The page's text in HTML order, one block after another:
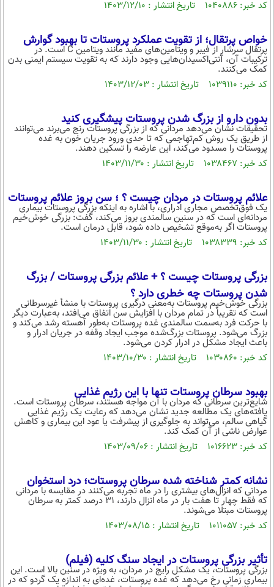
کد خبر: ۱۰۴۰۸۸۶ تاریخ انتشار : ۱۴۰۳/۱۲/۱۰
خواص پرتقال؛ از تقویت عملکرد پروستات تا بهبود گوارش
پرتقال سرشار از فیبر و ویتامین‌های مفید مانند ویتامین C است. در
ترکیبات آن، آنتی‌اکسیدان‌هایی وجود دارند که به تقویت سیستم ایمنی بدن
کمک می‌کنند.
کد خبر: ۱۰۳۹۱۱۰ تاریخ انتشار : ۱۴۰۳/۱۲/۰۳
بدون دارو از بزرگ شدن پروستات پیشگیری کنید
تحقیقات نشان می‌دهد مردانی که از بزرگی پروستات رنج می‌برند می‌توانند
از طریق یک روش کم‌تهاجمی که تا حدی ورود جریان خون به غده
پروستات را مسدود می‌کند، این عارضه را تسکین دهند.
کد خبر: ۱۰۳۸۴۶۷ تاریخ انتشار : ۱۴۰۳/۱۱/۳۰
علائم پروستات در مردان چیست ؟ ؛ سن بروز علائم پروستات
یک فوق‌تخصص مجاری ادراری، با اشاره به اینکه بزرگی پروستات بیماری
مردانه‌ای است که در سنین سالمندی بروز می‌کند، گفت: بزرگی خوش‌خیم
پروستات اگر به‌موقع تشخیص داده شود، قابل درمان است.
کد خبر: ۱۰۳۸۳۳۹ تاریخ انتشار : ۱۴۰۳/۱۱/۳۰
بزرگی پروستات چیست ؟ + علائم بزرگی پروستات / بزرگ
شدن پروستات چه خطری دارد ؟
بزرگی خوش‌خیم پروستات به‌معنی درگیری پروستات با منشأ غیرسرطانی
است که تقریباً در تمام مردان با افزایش سن اتفاق می‌افتد، به‌عبارت دیگر
با حرکت فرد به‌سمت سالمندی غده پروستات به‌طور آهسته رشد می‌کند و
بزرگ می‌شود. پروستات بزرگ‌شده موجب ایجاد وقفه در جریان ادرار و
باعث ایجاد مشکل در ادرار کردن می‌شود.
کد خبر: ۱۰۳۰۸۶۰ تاریخ انتشار : ۱۴۰۳/۱۰/۳۰
بهبود سرطان پروستات تنها با این رژیم غذایی
شایع‌ترین سرطانی که مردان با آن مواجه هستند، سرطان پروستات است.
یافته‌های یک مطالعه جدید نشان می‌دهد که رعایت یک رژیم غذایی
گیاهی سالم، می‌تواند به جلوگیری از پیشرفت یا عود این بیماری و کاهش
عوارض ناشی از آن کمک کند.
کد خبر: ۱۰۱۶۶۲۳ تاریخ انتشار : ۱۴۰۳/۰۹/۰۶
نشانه کمتر شناخته شده سرطان پروستات؛ درد استخوان
مردانی که انزال‌های بیشتری را در ماه تجربه می‌کنند در مقایسه با مردانی
که فقط چهار تا هفت بار در ماه انزال دارند، ۳۱ درصد کمتر به سرطان
پروستات مبتلا می‌شوند.
کد خبر: ۱۰۱۱۰۵۷ تاریخ انتشار : ۱۴۰۳/۰۸/۱۵
تأثیر بزرگی پروستات در ایجاد سنگ کلیه (فیلم)
بزرگی پروستات، یک مشکل رایج در مردان، به ویژه در سنین بالا است. این
بیماری زمانی رخ می‌دهد که غده پروستات، غده‌ای به اندازه یک گردو که در